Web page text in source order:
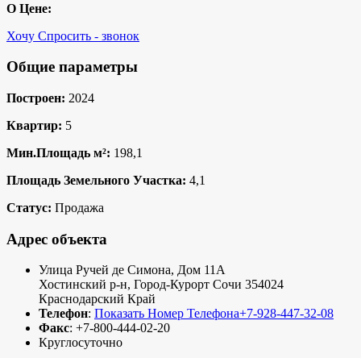
О Цене:
Хочу Спросить - звонок
Общие параметры
Построен: 2024
Квартир: 5
Мин.Площадь м²: 198,1
Площадь Земельного Участка: 4,1
Статус: Продажа
Адрес объекта
Улица Ручей де Симона, Дом 11А
Хостинский р-н, Город-Курорт Сочи 354024
Краснодарский Край
Телефон: Показать Номер Телефона+7-928-447-32-08
Факс: +7-800-444-02-20
Круглосуточно